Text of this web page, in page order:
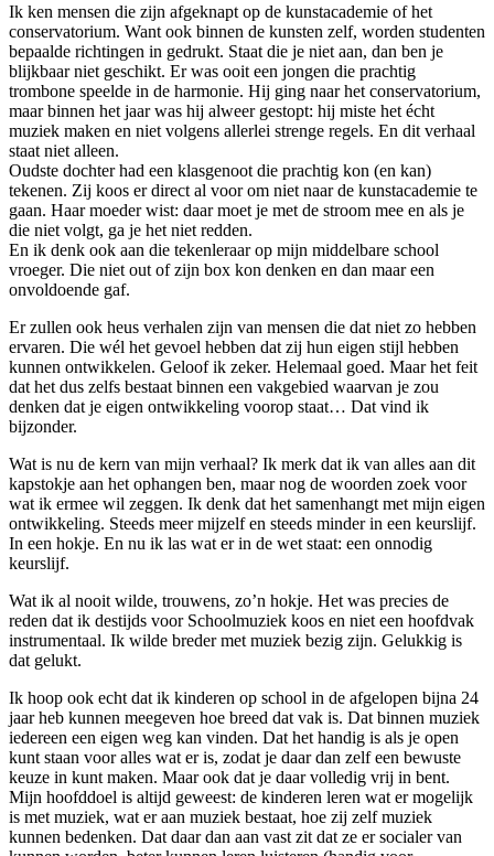
Ik ken mensen die zijn afgeknapt op de kunstacademie of het
conservatorium. Want ook binnen de kunsten zelf, worden studenten
bepaalde richtingen in gedrukt. Staat die je niet aan, dan ben je
blijkbaar niet geschikt. Er was ooit een jongen die prachtig
trombone speelde in de harmonie. Hij ging naar het conservatorium,
maar binnen het jaar was hij alweer gestopt: hij miste het écht
muziek maken en niet volgens allerlei strenge regels. En dit verhaal
staat niet alleen.
Oudste dochter had een klasgenoot die prachtig kon (en kan)
tekenen. Zij koos er direct al voor om niet naar de kunstacademie te
gaan. Haar moeder wist: daar moet je met de stroom mee en als je
die niet volgt, ga je het niet redden.
En ik denk ook aan die tekenleraar op mijn middelbare school
vroeger. Die niet out of zijn box kon denken en dan maar een
onvoldoende gaf.
Er zullen ook heus verhalen zijn van mensen die dat niet zo hebben
ervaren. Die wél het gevoel hebben dat zij hun eigen stijl hebben
kunnen ontwikkelen. Geloof ik zeker. Helemaal goed. Maar het feit
dat het dus zelfs bestaat binnen een vakgebied waarvan je zou
denken dat je eigen ontwikkeling voorop staat… Dat vind ik
bijzonder.
Wat is nu de kern van mijn verhaal? Ik merk dat ik van alles aan dit
kapstokje aan het ophangen ben, maar nog de woorden zoek voor
wat ik ermee wil zeggen. Ik denk dat het samenhangt met mijn eigen
ontwikkeling. Steeds meer mijzelf en steeds minder in een keurslijf.
In een hokje. En nu ik las wat er in de wet staat: een onnodig
keurslijf.
Wat ik al nooit wilde, trouwens, zo’n hokje. Het was precies de
reden dat ik destijds voor Schoolmuziek koos en niet een hoofdvak
instrumentaal. Ik wilde breder met muziek bezig zijn. Gelukkig is
dat gelukt.
Ik hoop ook echt dat ik kinderen op school in de afgelopen bijna 24
jaar heb kunnen meegeven hoe breed dat vak is. Dat binnen muziek
iedereen een eigen weg kan vinden. Dat het handig is als je open
kunt staan voor alles wat er is, zodat je daar dan zelf een bewuste
keuze in kunt maken. Maar ook dat je daar volledig vrij in bent.
Mijn hoofddoel is altijd geweest: de kinderen leren wat er mogelijk
is met muziek, wat er aan muziek bestaat, hoe zij zelf muziek
kunnen bedenken. Dat daar dan aan vast zit dat ze er socialer van